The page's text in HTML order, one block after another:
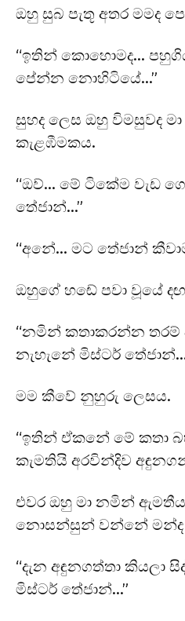
ඔහු සුබ පැතූ අතර මමද
“ඉතින් කොහොමද…
පේන්න නොහිටියේ…”
සුහද ලෙස ඔහු විමසුවද
කැළඹීමකය.
“ඔව්… මේ ටිකේම වැඩ
තේජාන්…”
“අනේ… මට තේජාන්
ඔහුගේ හඬේ පවා වූයේ
“නමින් කතාකරන්න තරම්
නැහැනේ මිස්ටර්
මම කීවේ නුහුරු ලෙසය.
“ඉතින් ඒකනේ මේ කතා
කැමතියි අරවින්දිව
එවර ඔහු මා නමින්
නොසන්සුන් වන්නේ මන්ද
“දැන අඳුනගත්තා කියලා
මිස්ටර් තේජාන්…”